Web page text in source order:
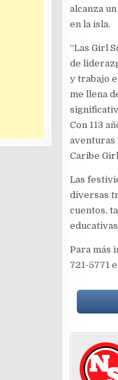
alcanza
en la isla.
“Las Girl
de
y trabajo
me llena
Con 113
aventuras
Caribe
Las
diversas
cuentos,
Para más
721-5771